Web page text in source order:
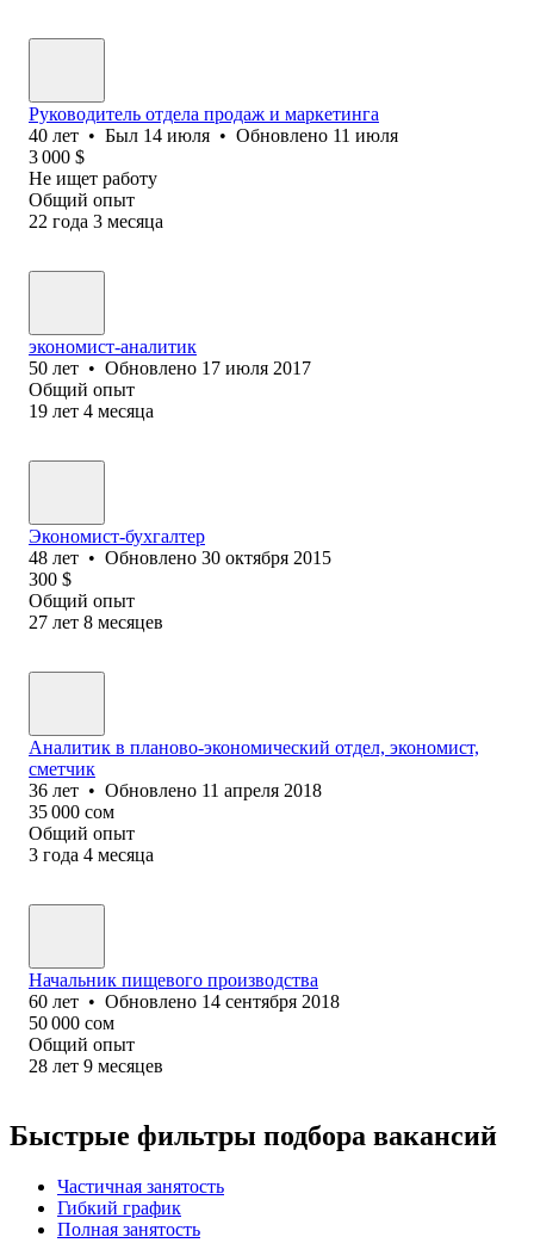
Руководитель отдела продаж и маркетинга
40 лет • Был 14 июля • Обновлено 11 июля
3 000 $
Не ищет работу
Общий опыт
22 года 3 месяца
экономист-аналитик
50 лет • Обновлено 17 июля 2017
Общий опыт
19 лет 4 месяца
Экономист-бухгалтер
48 лет • Обновлено 30 октября 2015
300 $
Общий опыт
27 лет 8 месяцев
Аналитик в планово-экономический отдел, экономист,
сметчик
36 лет • Обновлено 11 апреля 2018
35 000 сом
Общий опыт
3 года 4 месяца
Начальник пищевого производства
60 лет • Обновлено 14 сентября 2018
50 000 сом
Общий опыт
28 лет 9 месяцев
Быстрые фильтры подбора вакансий
Частичная занятость
Гибкий график
Полная занятость